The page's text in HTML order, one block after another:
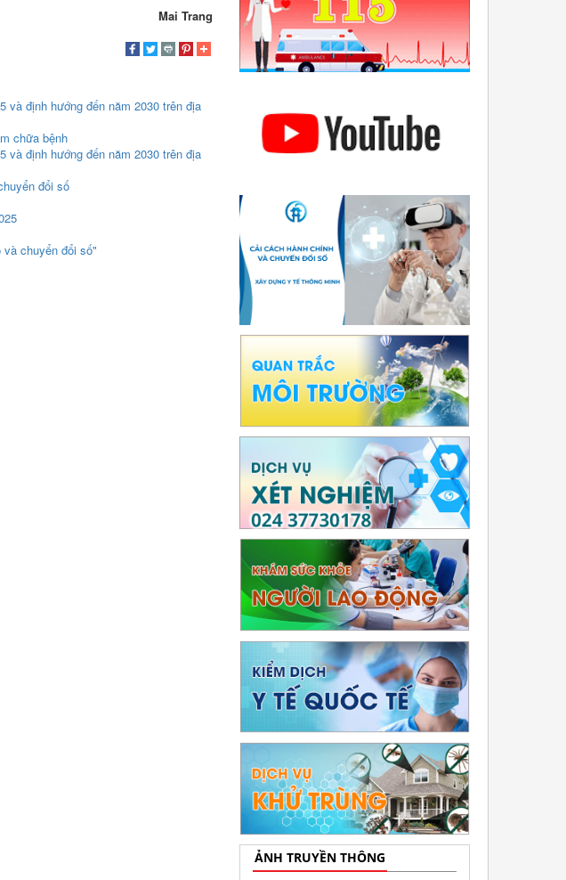
Mai Trang
và định hướng đến năm 2030 trên địa
chữa bệnh
và định hướng đến năm 2030 trên địa
đổi số
chuyển đổi số"
ẢNH TRUYỀN THÔNG